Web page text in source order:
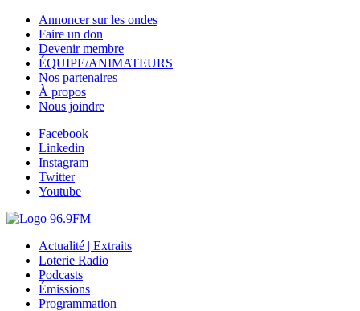
Annoncer sur les ondes
Faire un don
Devenir membre
ÉQUIPE/ANIMATEURS
Nos partenaires
À propos
Nous joindre
Facebook
Linkedin
Instagram
Twitter
Youtube
Actualité | Extraits
Loterie Radio
Podcasts
Émissions
Programmation